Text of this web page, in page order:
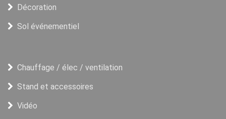
Décoration
Sol événementiel
Chauffage / élec / ventilation
Stand et accessoires
Vidéo